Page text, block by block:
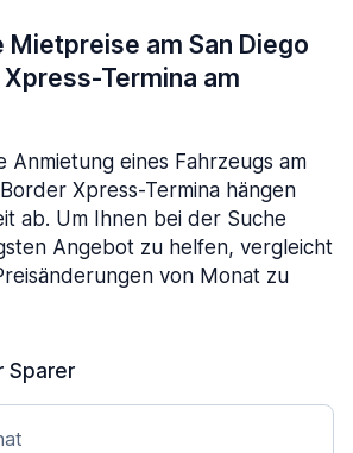
Mietpreise am San Diego
Termina am
Anmietung eines Fahrzeugs am
Xpress-Termina hängen
ab. Um Ihnen bei der Suche
Angebot zu helfen, vergleicht
von Monat zu
Sparer